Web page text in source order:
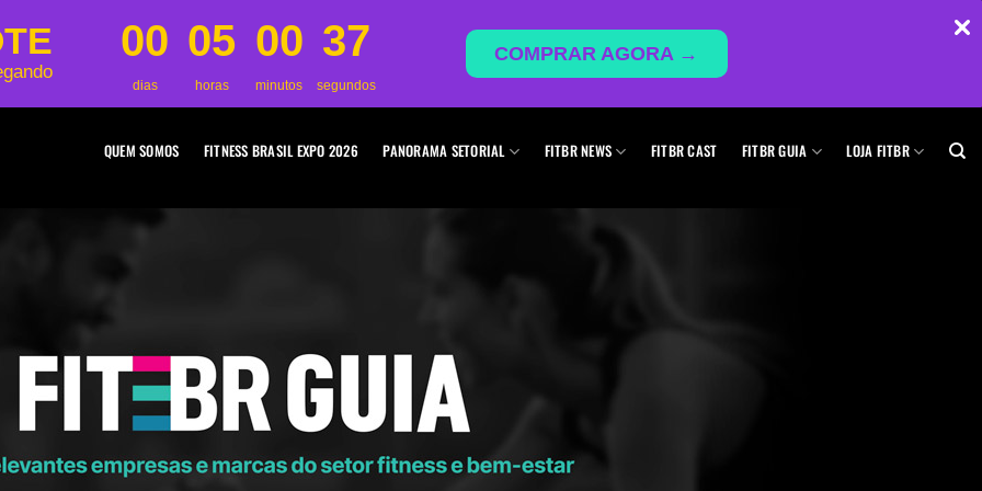
00
dias
05
horas
00
minutos
35
segundos
COMPRAR AGORA →
QUEM SOMOS FITNESS BRASIL EXPO 2026 PANORAMA SETORIAL FITBR NEWS FITBR CAST FITBR GUIA LOJA FITBR